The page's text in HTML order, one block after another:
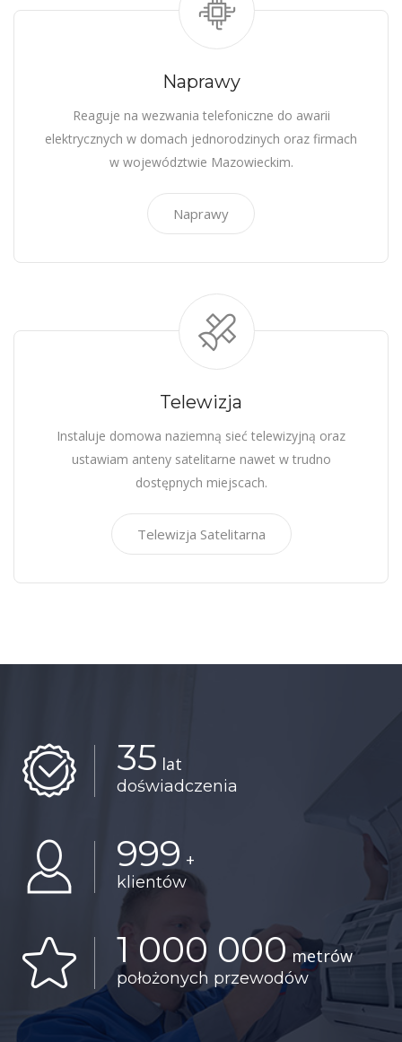
Naprawy
Reaguje na wezwania telefoniczne do awarii
elektrycznych w domach jednorodzinych oraz firmach
w województwie Mazowieckim.
Naprawy
Telewizja
Instaluje domowa naziemną sieć telewizyjną oraz
ustawiam anteny satelitarne nawet w trudno
dostępnych miejscach.
Telewizja Satelitarna
35 lat
doświadczenia
999 +
klientów
1 000 000 metrów
położonych przewodów